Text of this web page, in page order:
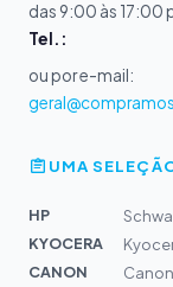
das 9:00 às 17:00
Tel.:
ou por e-mail:
UMA
HP
KYOCERA
CANON